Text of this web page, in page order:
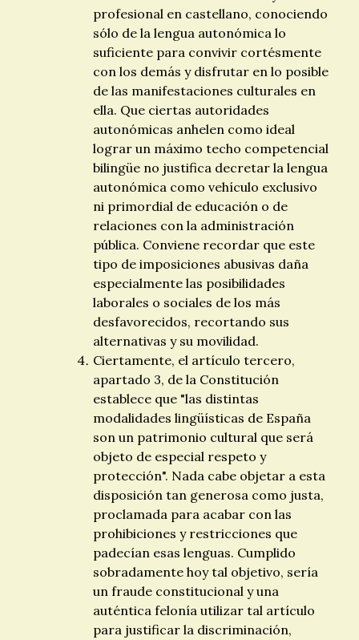
profesional en castellano, conociendo
sólo de la lengua autonómica lo
suficiente para convivir cortésmente
con los demás y disfrutar en lo posible
de las manifestaciones culturales en
ella. Que ciertas autoridades
autonómicas anhelen como ideal
lograr un máximo techo competencial
bilingüe no justifica decretar la lengua
autonómica como vehículo exclusivo
ni primordial de educación o de
relaciones con la administración
pública. Conviene recordar que este
tipo de imposiciones abusivas daña
especialmente las posibilidades
laborales o sociales de los más
desfavorecidos, recortando sus
alternativas y su movilidad.
Ciertamente, el artículo tercero,
apartado 3, de la Constitución
establece que "las distintas
modalidades lingüísticas de España
son un patrimonio cultural que será
objeto de especial respeto y
protección". Nada cabe objetar a esta
disposición tan generosa como justa,
proclamada para acabar con las
prohibiciones y restricciones que
padecían esas lenguas. Cumplido
sobradamente hoy tal objetivo, sería
un fraude constitucional y una
auténtica felonía utilizar tal artículo
para justificar la discriminación,